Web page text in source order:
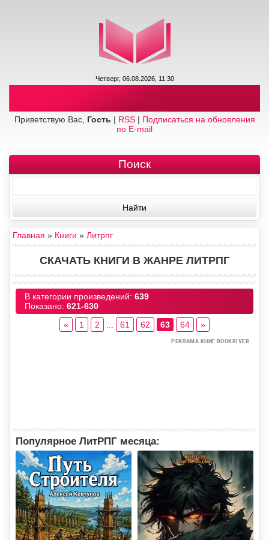
Четверг, 06.08.2026, 11:30
Приветствую Вас, Гость | RSS| Подписаться на обновления
по E-mail
Поиск
Главная » Книги » Литрпг
СКАЧАТЬ КНИГИ В ЖАНРЕ ЛИТРПГ
В категории произведений: 639
Показано: 621-630
«
1 2 61 62 63 64 »
Популярное ЛитРПГ месяца: